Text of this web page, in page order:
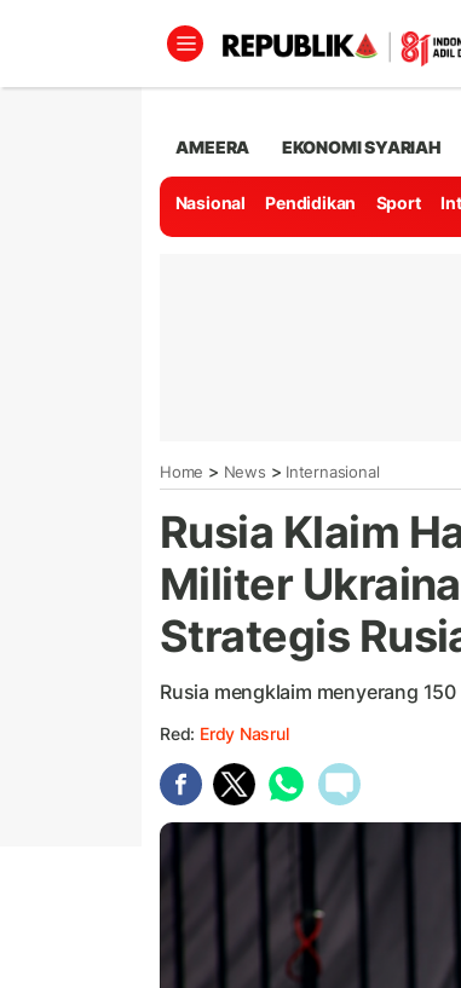
AMEERA EKONOMI SYARIAH
Nasional Pendidikan Sport
Home > News > Internasional
Rusia Klaim
Militer
Strategis
Rusia mengklaim menyerang
Red: Erdy Nasrul